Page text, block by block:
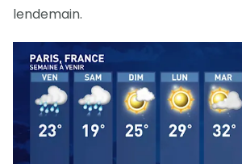
lendemain.